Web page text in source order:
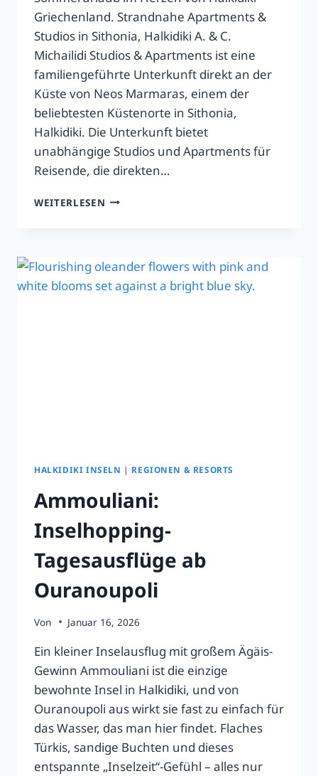
Griechenland. Strandnahe Apartments &
Studios in Sithonia, Halkidiki A. & C.
Michailidi Studios & Apartments ist eine
familiengeführte Unterkunft direkt an der
Küste von Neos Marmaras, einem der
beliebtesten Küstenorte in Sithonia,
Halkidiki. Die Unterkunft bietet
unabhängige Studios und Apartments für
Reisende, die direkten…
WEITERLESEN A.
STRANDNAHE
STUDIOS
HALKIDIKI INSELN | REGIONEN & RESORTS
Ammouliani:
Inselhopping-
Tagesausflüge ab
Ouranoupoli
Von Januar 16, 2026
Ein kleiner Inselausflug mit großem Ägäis-
Gewinn Ammouliani ist die einzige
bewohnte Insel in Halkidiki, und von
Ouranoupoli aus wirkt sie fast zu einfach für
das Wasser, das man hier findet. Flaches
Türkis, sandige Buchten und dieses
entspannte „Inselzeit“-Gefühl – alles nur